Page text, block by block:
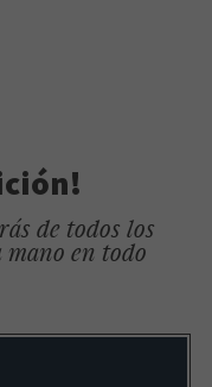
de todos los
en todo